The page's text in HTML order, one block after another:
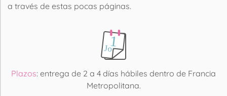
a través de estas pocas páginas.
Plazos: entrega de 2 a 4 días hábiles dentro de Francia
Metropolitana.